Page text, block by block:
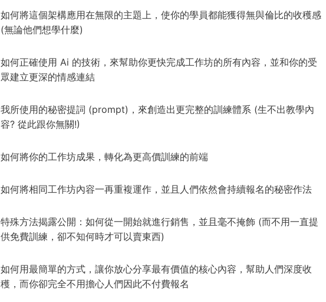
如何將這個架構應用在無限的主題上，使你的學員都能獲得無與倫比的收穫感
(無論他們想學什麼)
如何正確使用 Ai 的技術，來幫助你更快完成工作坊的所有內容，並和你的受
眾建立更深的情感連結
我所使用的秘密提詞 (prompt)，來創造出更完整的訓練體系 (生不出教學內
容? 從此跟你無關!)
如何將你的工作坊成果，轉化為更高價訓練的前端
如何將相同工作坊內容一再重複運作，並且人們依然會持續報名的秘密作法
特殊方法揭露公開：如何從一開始就進行銷售，並且毫不掩飾 (而不用一直提
供免費訓練，卻不知何時才可以賣東西)
如何用最簡單的方式，讓你放心分享最有價值的核心內容，幫助人們深度收
穫，而你卻完全不用擔心人們因此不付費報名